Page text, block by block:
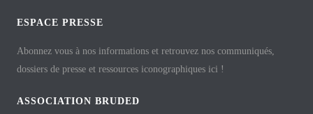
ESPACE PRESSE
Abonnez vous à nos informations et retrouvez nos communiqués,
dossiers de presse et ressources iconographiques ici !
ASSOCIATION BRUDED